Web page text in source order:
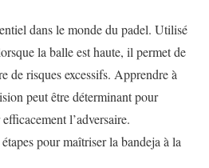
dans le monde du padel. Utilisé
la balle est haute, il permet de
de risques excessifs. Apprendre à
peut être déterminant pour
l’adversaire.
pour maîtriser la bandeja à la